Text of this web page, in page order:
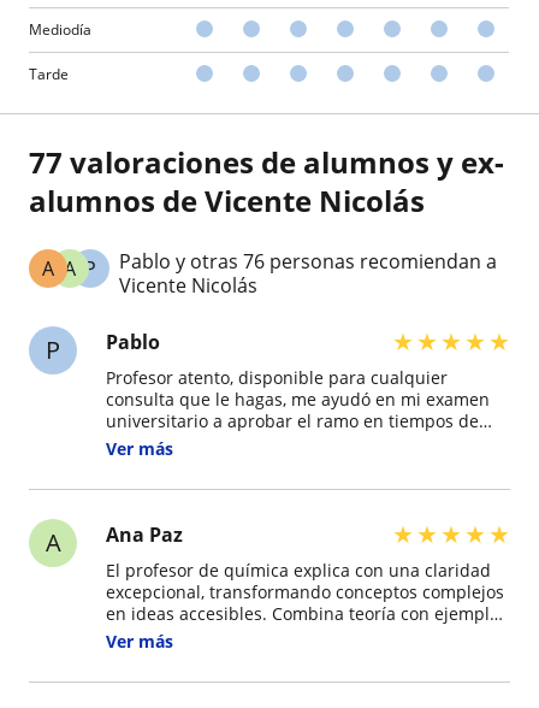
Mediodía
Tarde
77 valoraciones de alumnos y ex-
alumnos de Vicente Nicolás
P
A
A
Pablo y otras 76 personas recomiendan a
Vicente Nicolás
P Pablo ★★★★★
Profesor atento, disponible para cualquier
consulta que le hagas, me ayudó en mi examen
universitario a aprobar el ramo en tiempos de
desesperación, me enseñó con paciencia la base
complejos, 100% recomendado.
Ver más
A Ana Paz ★★★★★
El profesor de química explica con una claridad
excepcional, transformando conceptos complejos
en ideas accesibles. Combina teoría con ejemplos
prácticos, haciendo la clase dinámica y
accesible, fomentando un ambiente donde
Ver más